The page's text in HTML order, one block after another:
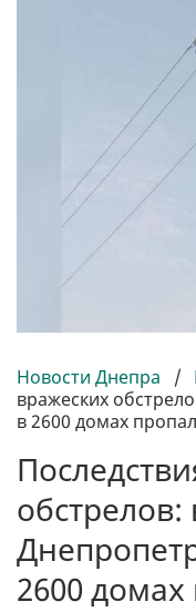
Новости Днепра /
вражеских
в 2600 домах
обстрелов:
2600 домах